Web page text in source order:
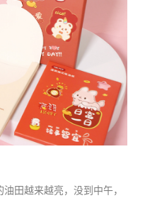
田越来越亮，没到中午，